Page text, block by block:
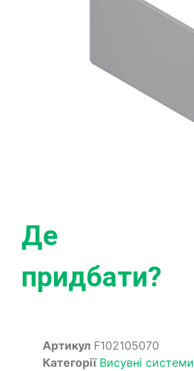
Де
придбати?
Артикул F102105070
Категорії Висувні системи